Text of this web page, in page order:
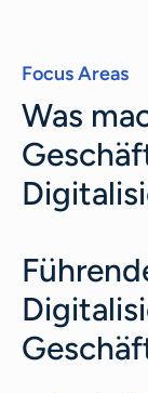
Focus Areas
Was